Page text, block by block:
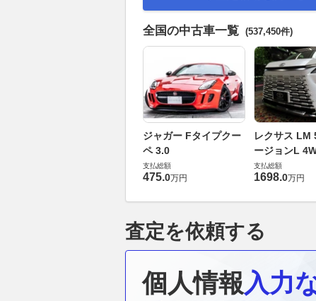
全国の中古車一覧 (537,450件)
ジャガー Fタイプクー
ペ 3.0
支払総額
475.0万円
レクサス LM
ージョンL
支払総額
1698.0万円
査定を依頼する
個人情報入力